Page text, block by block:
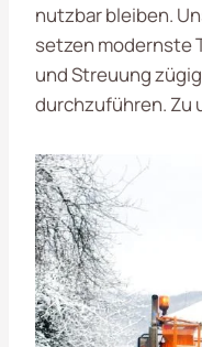
nutzbar bleiben.
setzen modernste
und Streuung
durchzuführen. Zu